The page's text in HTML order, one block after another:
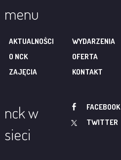
menu
AKTUALNOŚCI
WYDARZENIA
O NCK
OFERTA
ZAJĘCIA
KONTAKT
nck w
sieci
FACEBOOK
TWITTER